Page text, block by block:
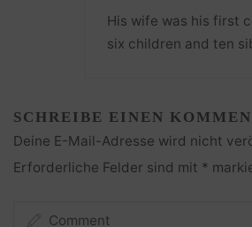
His wife was his first
six children and ten
SCHREIBE EINEN
Deine E-Mail-Adresse wird nicht
Erforderliche Felder sind mit *